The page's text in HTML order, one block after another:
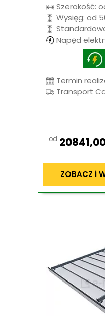
Szerokość:
Wysięg: od
Napęd
Termin
Transport
od
ZOBACZ i